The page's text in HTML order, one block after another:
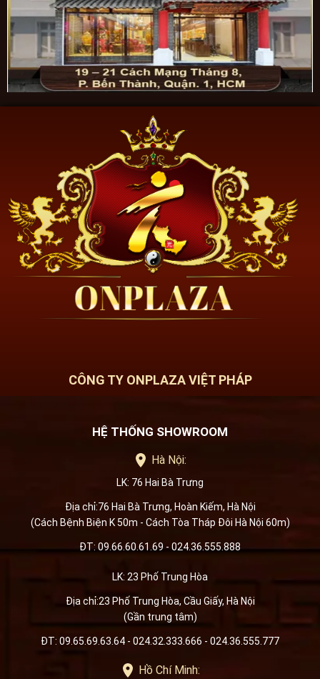
CÔNG TY ONPLAZA VIỆT PHÁP
HỆ THỐNG SHOWROOM
Hà Nội:
LK: 76 Hai Bà Trưng
Địa chỉ:76 Hai Bà Trưng, Hoàn Kiếm, Hà Nội
(Cách Bệnh Biện K 50m - Cách Tòa Tháp Đôi Hà Nội 60m)
ĐT: 09.66.60.61.69 - 024.36.555.888
LK: 23 Phố Trung Hòa
Địa chỉ:23 Phố Trung Hòa, Cầu Giấy, Hà Nội
(Gần trung tâm)
ĐT: 09.65.69.63.64 - 024.32.333.666 - 024.36.555.777
Hồ Chí Minh: